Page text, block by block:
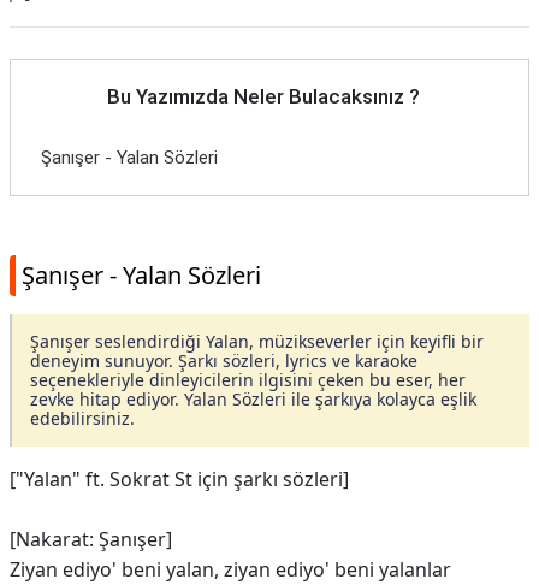
Bu Yazımızda Neler Bulacaksınız ?
Şanışer - Yalan Sözleri
Şanışer - Yalan Sözleri
Şanışer seslendirdiği Yalan, müzikseverler için keyifli bir
deneyim sunuyor. Şarkı sözleri, lyrics ve karaoke
seçenekleriyle dinleyicilerin ilgisini çeken bu eser, her
zevke hitap ediyor. Yalan Sözleri ile şarkıya kolayca eşlik
edebilirsiniz.
["Yalan" ft. Sokrat St için şarkı sözleri]
[Nakarat: Şanışer]
Ziyan ediyo' beni yalan, ziyan ediyo' beni yalanlar